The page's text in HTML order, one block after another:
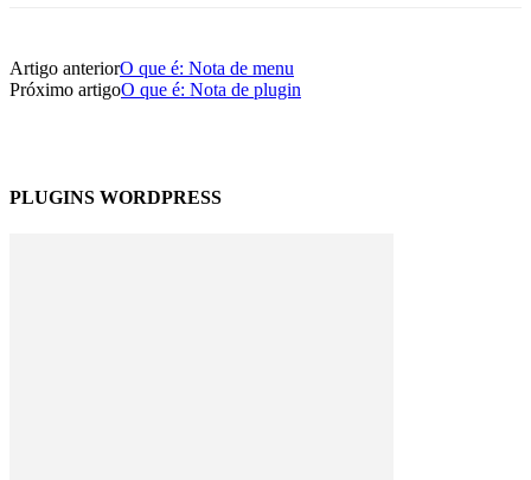
Artigo anteriorO que é: Nota de menu
Próximo artigoO que é: Nota de plugin
PLUGINS WORDPRESS